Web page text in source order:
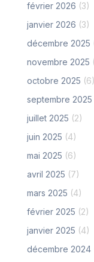
février 2026 (3)
janvier 2026 (3)
décembre 2025
novembre 2025
octobre 2025 (6)
septembre 2025
juillet 2025 (2)
juin 2025 (4)
mai 2025 (6)
avril 2025 (7)
mars 2025 (4)
février 2025 (2)
janvier 2025 (4)
décembre 2024